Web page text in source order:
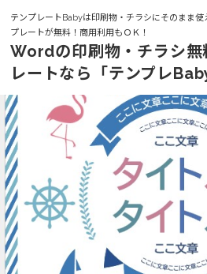
テンプレートBabyは印刷物・チラシにそのまま
プレートが無料！商用利用もＯＫ！
Wordの印刷物・チラシ無
レートなら「テンプレ